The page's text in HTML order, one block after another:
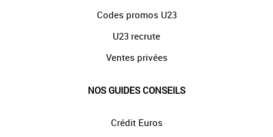
Codes promos U23
U23 recrute
Ventes privées
NOS GUIDES CONSEILS
Crédit Euros